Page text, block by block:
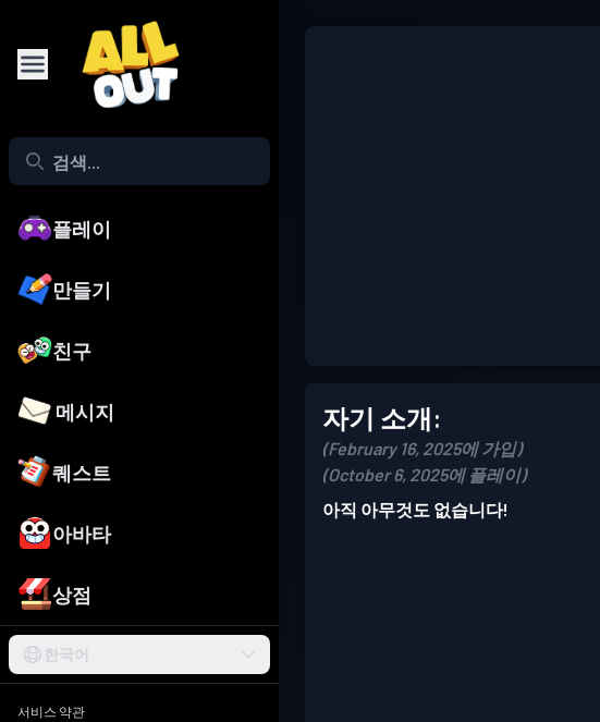
플레이
만들기
친구
메시지
퀘스트
아바타
상점
한국어
서비스 약관
자기 소개:
(February 16, 2025에 가입)
(October 6, 2025에 플레이)
아직 아무것도 없습니다!